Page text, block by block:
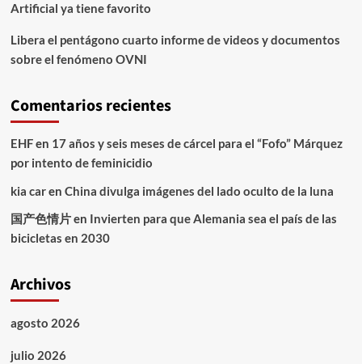
Artificial ya tiene favorito
Libera el pentágono cuarto informe de videos y documentos
sobre el fenómeno OVNI
Comentarios recientes
EHFen 17 años y seis meses de cárcel para el “Fofo” Márquez
por intento de feminicidio
kia caren China divulga imágenes del lado oculto de la luna
国产色情片en Invierten para que Alemania sea el país de las
bicicletas en 2030
Archivos
agosto 2026
julio 2026